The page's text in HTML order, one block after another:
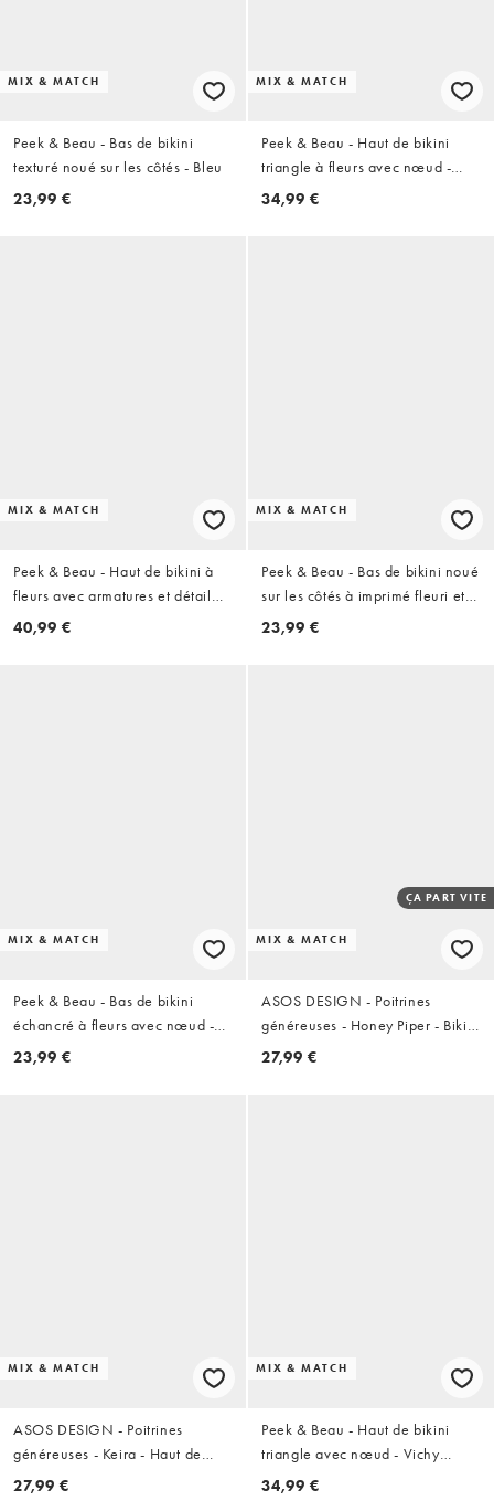
MIX & MATCH
Peek & Beau - Bas de bikini
texturé noué sur les côtés - Bleu
23,99 €
MIX & MATCH
Peek & Beau - Haut de bikini
triangle à fleurs avec nœud -
Blanc
34,99 €
MIX & MATCH
Peek & Beau - Haut de bikini à
fleurs avec armatures et détail
nœud - Blanc et rouge
40,99 €
MIX & MATCH
Peek & Beau - Bas de bikini noué
sur les côtés à imprimé fleuri et
détail nœud - Blanc
23,99 €
MIX & MATCH
Peek & Beau - Bas de bikini
échancré à fleurs avec nœud -
Blanc
23,99 €
MIX & MATCH
ÇA PART VITE
ASOS DESIGN - Poitrines
généreuses - Honey Piper - Bikini
froncé à armatures invisibles -
27,99 €
MIX & MATCH
ASOS DESIGN - Poitrines
généreuses - Keira - Haut de
bikini triangle à bonnets
27,99 €
MIX & MATCH
Peek & Beau - Haut de bikini
triangle avec nœud - Vichy
rouge
34,99 €